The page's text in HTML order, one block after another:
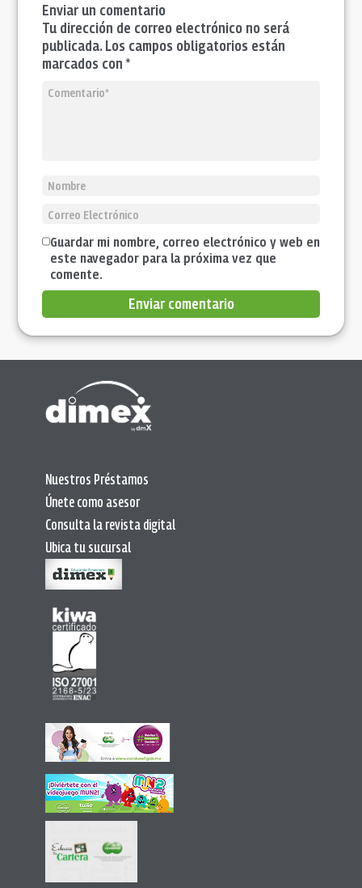
Enviar un comentario
Tu dirección de correo electrónico no será
publicada. Los campos obligatorios están
marcados con *
Guardar mi nombre, correo electrónico y web en
este navegador para la próxima vez que
comente.
Enviar comentario
Nuestros Préstamos
Únete como asesor
Consulta la revista digital
Ubica tu sucursal